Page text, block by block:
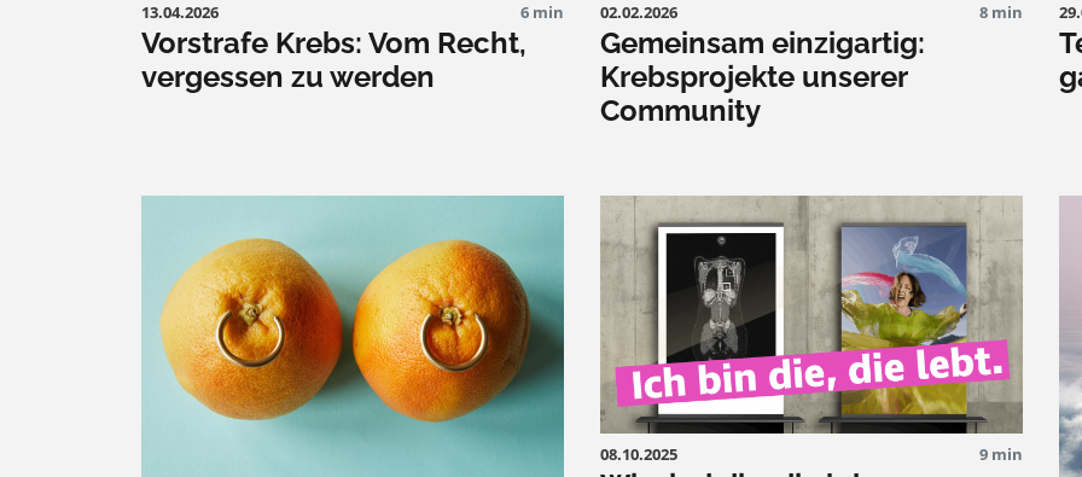
13.04.2026 6 min
Vorstrafe Krebs: Vom Recht,
vergessen zu werden
02.02.2026 8 min
Gemeinsam einzigartig:
Krebsprojekte unserer
Community
08.10.2025 9 min